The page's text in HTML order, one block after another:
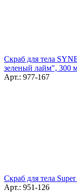
Скраб для тела
зеленый лайм", 300
Арт.: 977-167
Скраб для тела
Арт.: 951-126